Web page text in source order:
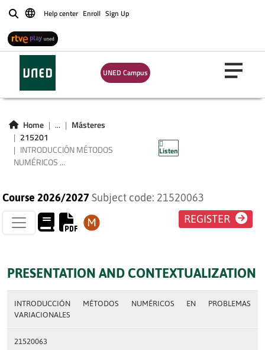
BuscarHelp center Enroll Sign Up
UNED Campus
Home ...
Másteres
215201
INTRODUCCIÓN MÉTODOS
NUMÉRICOS ...
Listen
INTRODUCCIÓN
MÉTODOS
NUMÉRICOS EN
PROBLEMAS
VARIACIONALES
Course 2026/2027 Subject code: 21520063
REGISTER
PRESENTATION AND CONTEXTUALIZATION
INTRODUCCIÓN MÉTODOS NUMÉRICOS EN PROBLEMAS
VARIACIONALES
21520063